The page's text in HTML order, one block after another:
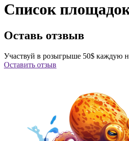
Список
Оставь отзвыв
Участвуй в розыгрыше 50$ каждую
Оставить отзыв